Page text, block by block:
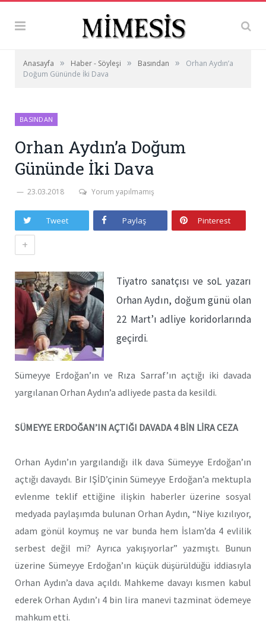
Anasayfa » Haber - Söyleşi » Basından »
Orhan Aydın’a
Doğum Gününde İki Dava
BASINDAN
Orhan Aydın’a Doğum
Gününde İki Dava
23.03.2018 Yorum yapılmamış
Tweet Paylaş Pinterest
+
Tiyatro sanatçısı ve soL yazarı
Orhan Aydın, doğum günü olan
22 Mart’ı adliye koridorlarında
geçirdi.
Sümeyye Erdoğan’ın ve Rıza Sarraf’ın açtığı iki davada
yargılanan Orhan Aydın’a adliyede pasta da kesildi.
SÜMEYYE ERDOĞAN’IN AÇTIĞI DAVADA 4 BİN LİRA CEZA
Orhan Aydın’ın yargılandığı ilk dava Sümeyye Erdoğan’ın
açtığı davaydı. Bir IŞİD’çinin Sümeyye Erdoğan’a mektupla
evlenme teklif ettiğine ilişkin haberler üzerine sosyal
medyada paylaşımda bulunan Orhan Aydın, “Niye kızılıyor,
adam gönül koymuş ne var bunda hem İslam’da 4 evlilik
serbest değil mi? Ayrıca yakışıyorlar” yazmıştı. Bunun
üzerine Sümeyye Erdoğan’ın küçük düşürüldüğü iddiasıyla
Orhan Aydın’a dava açıldı. Mahkeme davayı kısmen kabul
ederek Orhan Aydın’ı 4 bin lira manevi tazminat ödemeye
mahkum etti.